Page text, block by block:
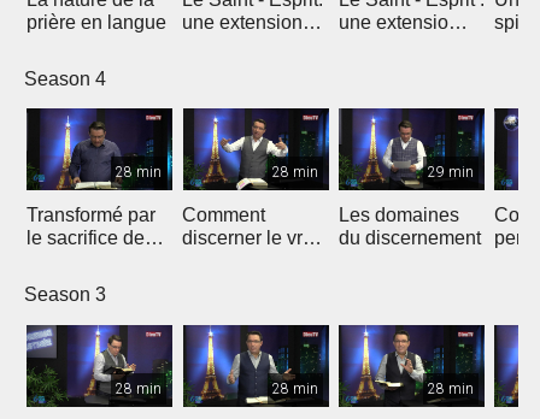
prière en langue
une extension
une extensio
Season 4
28 min
Transformé par
le sacrifice de
28 min
Comment
discerner le vrai
29 min
Les domaines
du discernement
Season 3
28 min 28 min 28 min